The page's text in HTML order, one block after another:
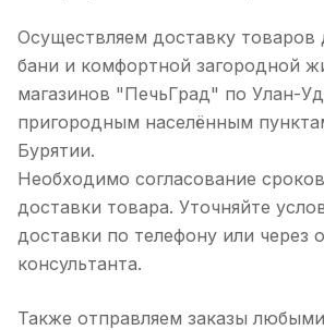
Осуществляем доставку товаров
бани и комфортной загородной
магазинов "ПечьГрад" по Улан-
пригородным населённым
Бурятии.
Необходимо согласование
доставки товара. Уточняйте
доставки по телефону или через
консультанта.
Также отправляем заказы любыми